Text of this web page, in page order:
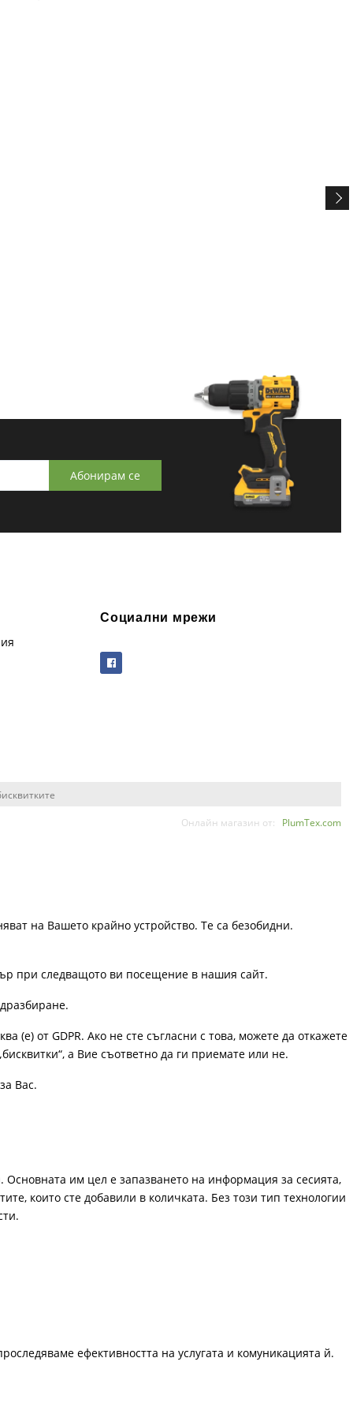
Абонирам се
Социални мрежи
Онлайн магазин от: PlumTex.com
на Вашето крайно устройство. Те са безобидни.
при следващото ви посещение в нашия сайт.
(е) от GDPR. Ако не сте съгласни с това, можете да откажете
а Вие съответно да ги приемате или не.
Вас.
им цел е запазването на информация за сесията,
които сте добавили в количката. Без този тип технологии
ефективността на услугата и комуникацията й.